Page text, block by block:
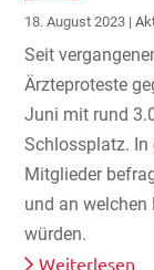
18. August 2023 |
Seit
Ärzteproteste
Juni mit rund
Schlossplatz. In
Mitglieder
und an
würden.
Weiterlesen